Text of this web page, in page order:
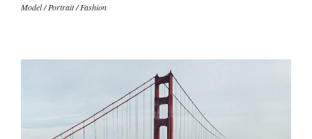
Model / Portrait / Fashion